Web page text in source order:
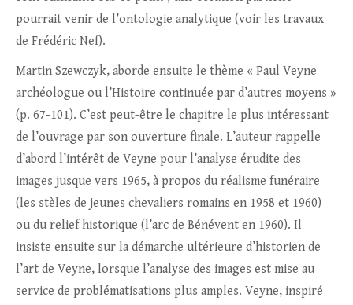
pourrait venir de l’ontologie analytique (voir les travaux
de Frédéric Nef).
Martin Szewczyk, aborde ensuite le thème « Paul Veyne
archéologue ou l’Histoire continuée par d’autres moyens »
(p. 67-101). C’est peut-être le chapitre le plus intéressant
de l’ouvrage par son ouverture finale. L’auteur rappelle
d’abord l’intérêt de Veyne pour l’analyse érudite des
images jusque vers 1965, à propos du réalisme funéraire
(les stèles de jeunes chevaliers romains en 1958 et 1960)
ou du relief historique (l’arc de Bénévent en 1960). Il
insiste ensuite sur la démarche ultérieure d’historien de
l’art de Veyne, lorsque l’analyse des images est mise au
service de problématisations plus amples. Veyne, inspiré